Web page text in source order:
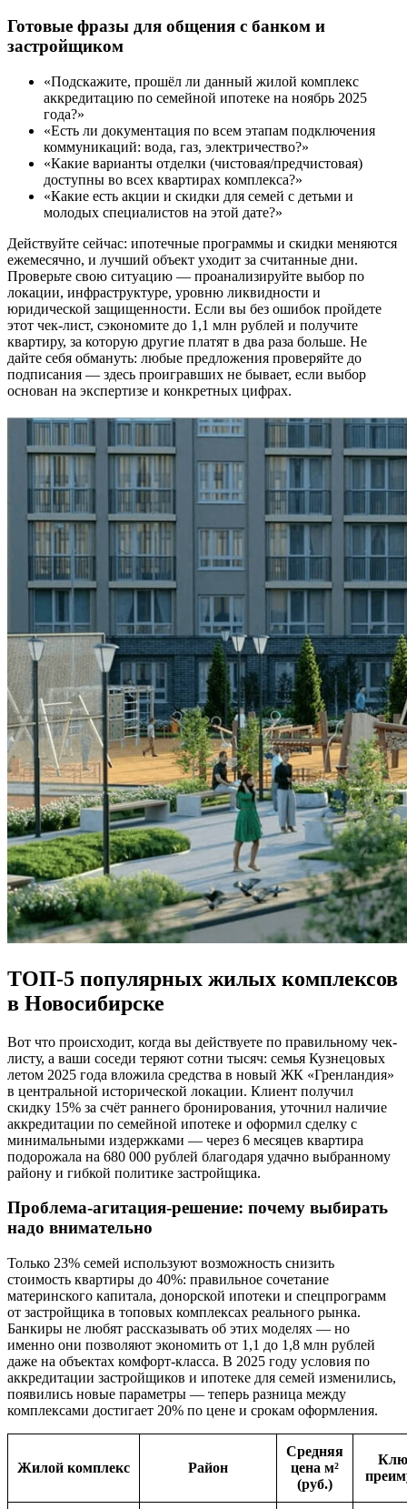
Готовые фразы для общения с банком и
застройщиком
«Подскажите, прошёл ли данный жилой комплекс
аккредитацию по семейной ипотеке на ноябрь 2025
года?»
«Есть ли документация по всем этапам подключения
коммуникаций: вода, газ, электричество?»
«Какие варианты отделки (чистовая/предчистовая)
доступны во всех квартирах комплекса?»
«Какие есть акции и скидки для семей с детьми и
молодых специалистов на этой дате?»
Действуйте сейчас: ипотечные программы и скидки меняются
ежемесячно, и лучший объект уходит за считанные дни.
Проверьте свою ситуацию — проанализируйте выбор по
локации, инфраструктуре, уровню ликвидности и
юридической защищенности. Если вы без ошибок пройдете
этот чек-лист, сэкономите до 1,1 млн рублей и получите
квартиру, за которую другие платят в два раза больше. Не
дайте себя обмануть: любые предложения проверяйте до
подписания — здесь проигравших не бывает, если выбор
основан на экспертизе и конкретных цифрах.
ТОП-5 популярных жилых комплексов
в Новосибирске
Вот что происходит, когда вы действуете по правильному чек-
листу, а ваши соседи теряют сотни тысяч: семья Кузнецовых
летом 2025 года вложила средства в новый ЖК «Гренландия»
в центральной исторической локации. Клиент получил
скидку 15% за счёт раннего бронирования, уточнил наличие
аккредитации по семейной ипотеке и оформил сделку с
минимальными издержками — через 6 месяцев квартира
подорожала на 680 000 рублей благодаря удачно выбранному
району и гибкой политике застройщика.
Проблема-агитация-решение: почему выбирать
надо внимательно
Только 23% семей используют возможность снизить
стоимость квартиры до 40%: правильное сочетание
материнского капитала, донорской ипотеки и спецпрограмм
от застройщика в топовых комплексах реального рынка.
Банкиры не любят рассказывать об этих моделях — но
именно они позволяют экономить от 1,1 до 1,8 млн рублей
даже на объектах комфорт-класса. В 2025 году условия по
аккредитации застройщиков и ипотеке для семей изменились,
появились новые параметры — теперь разница между
комплексами достигает 20% по цене и срокам оформления.
Жилой комплекс Район
Средняя
цена м²
(руб.)